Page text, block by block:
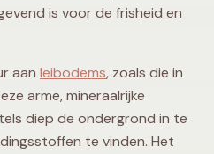
is voor de frisheid en
aan leibodems, zoals die in
arme, mineraalrijke
diep de ondergrond in te
te vinden. Het